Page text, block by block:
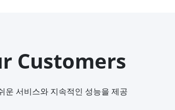
Customers
운 서비스와 지속적인 성능을 제공